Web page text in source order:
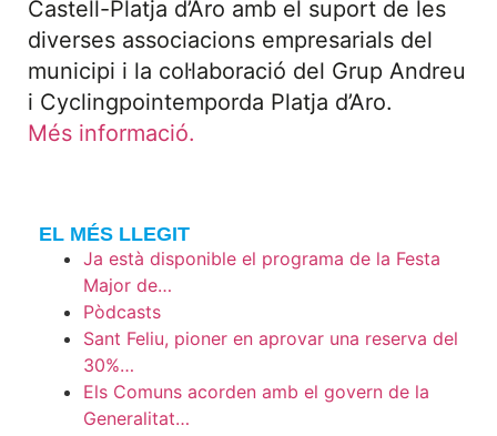
Castell-Platja d’Aro amb el suport de les
diverses associacions empresarials del
municipi i la col·laboració del Grup Andreu
i Cyclingpointemporda Platja d’Aro.
Més informació.
EL MÉS LLEGIT
Ja està disponible el programa de la Festa
Major de…
Pòdcasts
Sant Feliu, pioner en aprovar una reserva del
30%…
Els Comuns acorden amb el govern de la
Generalitat…